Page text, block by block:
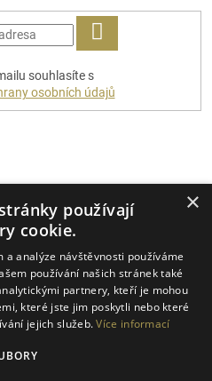
PŘIHLÁSIT
souhlasíte s
osobních údajů
×
používají
cookie.
a analýze návštěvnosti používáme
používání našich stránek také
partnery, kteří je mohou
které jste jim poskytli nebo které
jejich služeb.Více informací